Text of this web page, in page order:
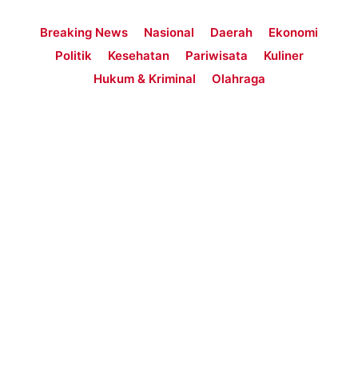
Breaking News Nasional Daerah
Ekonomi
Politik
Kesehatan Pariwisata
Kuliner
Hukum & Kriminal
Olahraga